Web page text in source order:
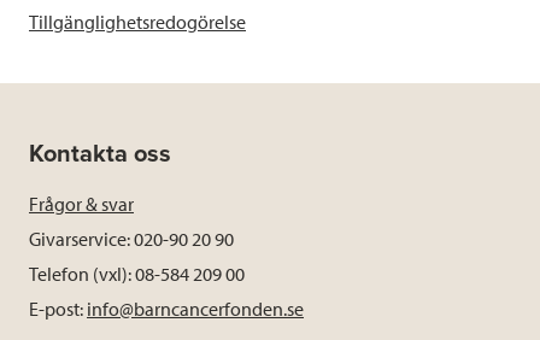
Tillgänglighetsredogörelse
Kontakta oss
Frågor & svar
Givarservice: 020-90 20 90
Telefon (vxl): 08-584 209 00
E-post: info@barncancerfonden.se